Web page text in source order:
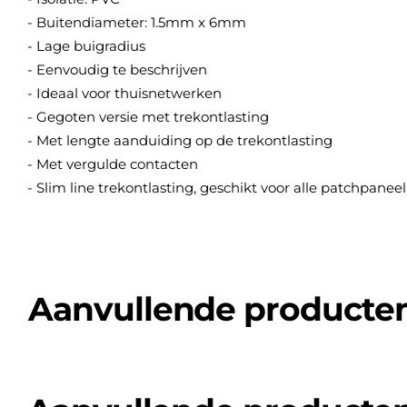
- Buitendiameter: 1.5mm x 6mm
- Lage buigradius
- Eenvoudig te beschrijven
- Ideaal voor thuisnetwerken
- Gegoten versie met trekontlasting
- Met lengte aanduiding op de trekontlasting
- Met vergulde contacten
- Slim line trekontlasting, geschikt voor alle patchpaneel
Aanvullende